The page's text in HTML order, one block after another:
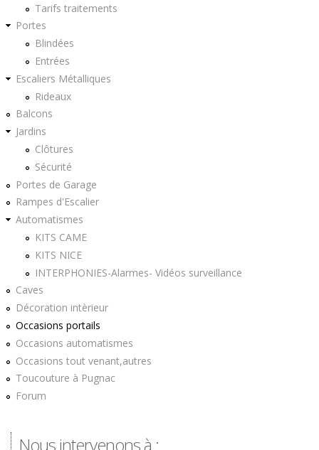
Tarifs traitements
Portes
Blindées
Entrées
Escaliers Métalliques
Rideaux
Balcons
Jardins
Clôtures
Sécurité
Portes de Garage
Rampes d'Escalier
Automatismes
KITS CAME
KITS NICE
INTERPHONIES-Alarmes- Vidéos surveillance
Caves
Décoration intèrieur
Occasions portails
Occasions automatismes
Occasions tout venant,autres
Toucouture à Pugnac
Forum
Nous intervenons à :